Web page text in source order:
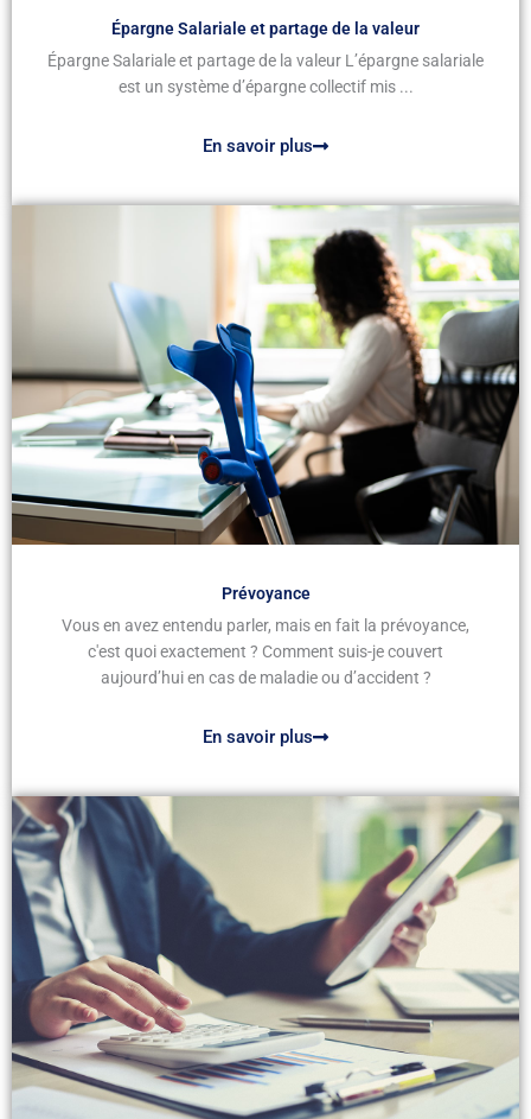
Épargne Salariale et partage de la valeur
Épargne Salariale et partage de la valeur L’épargne salariale
est un système d’épargne collectif mis ...
En savoir plus
Prévoyance
Vous en avez entendu parler, mais en fait la prévoyance,
c'est quoi exactement ? Comment suis-je couvert
aujourd’hui en cas de maladie ou d’accident ?
En savoir plus